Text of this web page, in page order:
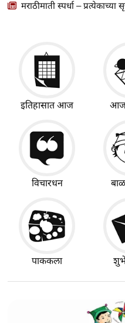
मराठीमाती स्पर्धा –
इतिहासात आज
विचारधन
पाककला